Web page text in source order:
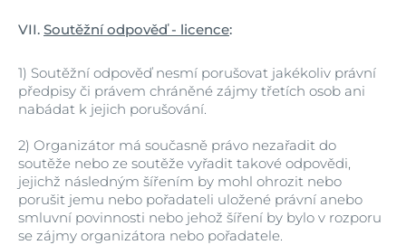
VII. Soutěžní odpověď - licence:
1) Soutěžní odpověď nesmí porušovat jakékoliv právní
předpisy či právem chráněné zájmy třetích osob ani
nabádat k jejich porušování.
2) Organizátor má současně právo nezařadit do
soutěže nebo ze soutěže vyřadit takové odpovědi,
jejichž následným šířením by mohl ohrozit nebo
porušit jemu nebo pořadateli uložené právní anebo
smluvní povinnosti nebo jehož šíření by bylo v rozporu
se zájmy organizátora nebo pořadatele.